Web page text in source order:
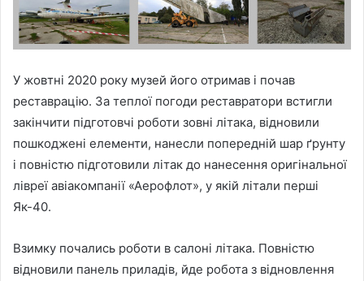
У жовтні 2020 року музей його отримав і почав
реставрацію. За теплої погоди реставратори встигли
закінчити підготовчі роботи зовні літака, відновили
пошкоджені елементи, нанесли попередній шар ґрунту
і повністю підготовили літак до нанесення оригінальної
лівреї авіакомпанії «Аерофлот», у якій літали перші
Як-40.
Взимку почались роботи в салоні літака. Повністю
відновили панель приладів, йде робота з відновлення